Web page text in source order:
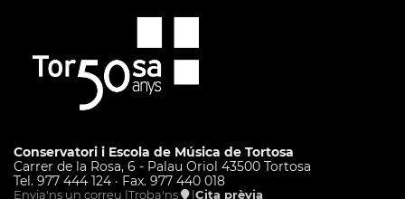
Conservatori i Escola de Música de Tortosa
Carrer de la Rosa, 6 - Palau Oriol 43500 Tortosa
Tel. 977 444 124 · Fax. 977 440 018
Envia'ns un correu | Troba'ns | Cita prèvia